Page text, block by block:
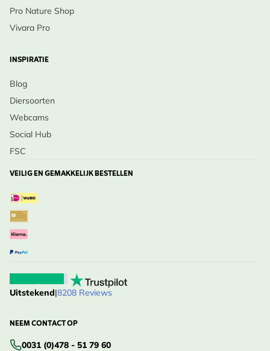
Pro Nature Shop
Vivara Pro
INSPIRATIE
Blog
Diersoorten
Webcams
Social Hub
FSC
VEILIG EN GEMAKKELIJK BESTELLEN
Uitstekend|8208 Reviews
NEEM CONTACT OP
0031 (0)478 - 51 79 60